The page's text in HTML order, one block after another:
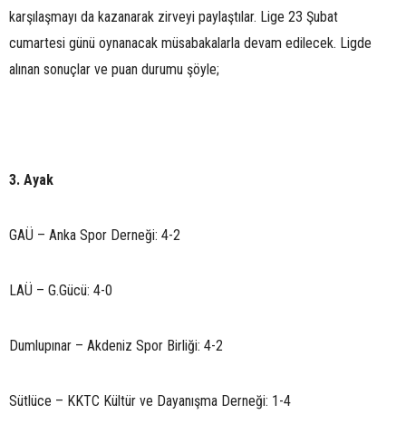
karşılaşmayı da kazanarak zirveyi paylaştılar. Lige 23 Şubat
cumartesi günü oynanacak müsabakalarla devam edilecek. Ligde
alınan sonuçlar ve puan durumu şöyle;
3. Ayak
GAÜ – Anka Spor Derneği: 4-2
LAÜ – G.Gücü: 4-0
Dumlupınar – Akdeniz Spor Birliği: 4-2
Sütlüce – KKTC Kültür ve Dayanışma Derneği: 1-4